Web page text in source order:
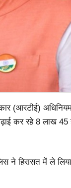
(आरटीई)
कर रहे 8 लाख 45
हिरासत में ले